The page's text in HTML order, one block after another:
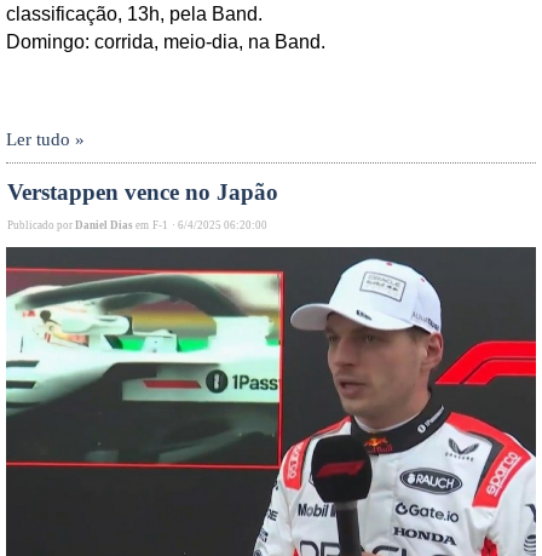
classificação, 13h, pela Band.
Domingo: corrida, meio-dia, na Band.
Ler tudo »
Verstappen vence no Japão
Publicado por Daniel Dias em F-1 · 6/4/2025 06:20:00